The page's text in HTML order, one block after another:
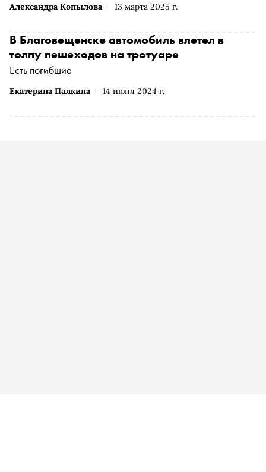
Александра Копылова 13 марта 2025 г.
Екатерина Палкина 14 июня 2024 г.
В Благовещенске автомобиль влетел в
толпу пешеходов на тротуаре
Есть погибшие